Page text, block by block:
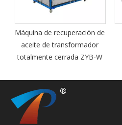
Máquina de recuperación de
aceite de transformador
totalmente cerrada ZYB-W